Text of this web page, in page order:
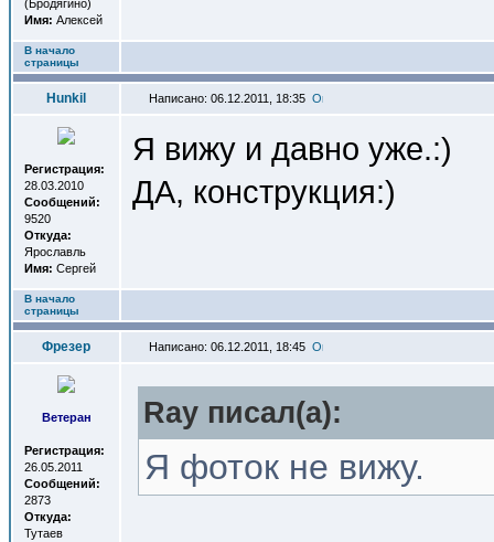
(Бродягино)
Имя: Алексей
В начало
страницы
Hunkil Написано: 06.12.2011, 18:35
Регистрация:
28.03.2010
Сообщений:
9520
Откуда:
Ярославль
Имя: Сергей
Я вижу и давно уже.:)
ДА, конструкция:)
В начало
страницы
Фрезер Написано: 06.12.2011, 18:45
Ветеран
Регистрация:
26.05.2011
Сообщений:
2873
Откуда:
Тутаев
Ray писал(a):
Я фоток не вижу.